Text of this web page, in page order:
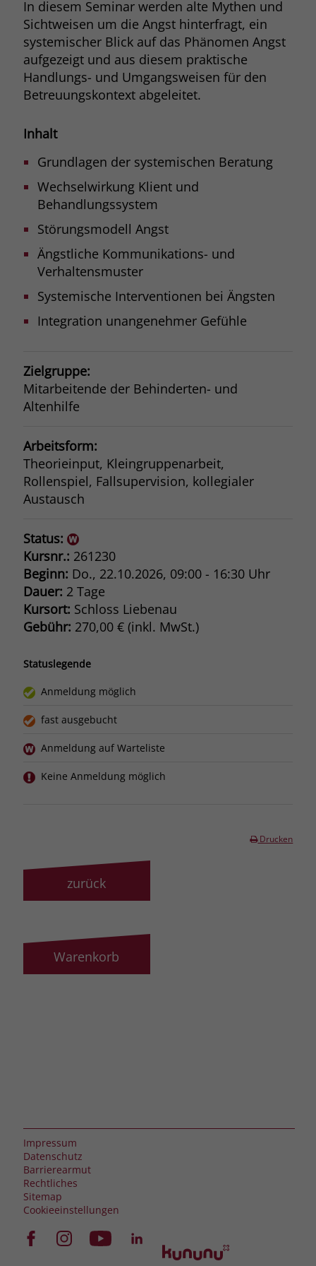
In diesem Seminar werden alte Mythen und
Sichtweisen um die Angst hinterfragt, ein
systemischer Blick auf das Phänomen Angst
aufgezeigt und aus diesem praktische
Handlungs- und Umgangsweisen für den
Betreuungskontext abgeleitet.
Inhalt
Grundlagen der systemischen Beratung
Wechselwirkung Klient und
Behandlungssystem
Störungsmodell Angst
Ängstliche Kommunikations- und
Verhaltensmuster
Systemische Interventionen bei Ängsten
Integration unangenehmer Gefühle
Zielgruppe:
Mitarbeitende der Behinderten- und
Altenhilfe
Arbeitsform:
Theorieinput, Kleingruppenarbeit,
Rollenspiel, Fallsupervision, kollegialer
Austausch
Status:
Kursnr.: 261230
Beginn: Do., 22.10.2026, 09:00 - 16:30 Uhr
Dauer: 2 Tage
Kursort: Schloss Liebenau
Gebühr: 270,00 € (inkl. MwSt.)
Statuslegende
Anmeldung möglich
fast ausgebucht
Anmeldung auf Warteliste
Keine Anmeldung möglich
Drucken
zurück
Warenkorb
Impressum
Datenschutz
Barrierearmut
Rechtliches
Sitemap
Cookieeinstellungen
PHPSESSID
Anbieter stiftung-liebenau.de
Laufzeit Session
Zweck
Zweck
Browsers und die Einstellungen
exklusiv für diese Website zu speichern.
Dadurch wird gewährleistet, dass
Aktionen, die bei späteren Besuchen
derselben Website durchgeführt
werden, mit derselben
Benutzerkennung verknüpft werden.
Anbieter www.clarity.ms
Laufzeit 1 Jahr
Zweck
um die Seitenaufrufe eines Benutzers
zu speichern und in einer einzigen
Sitzungsaufzeichnung
zusammenzufassen.